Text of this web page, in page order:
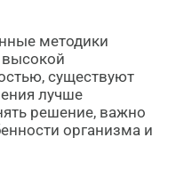
методики
существуют
лучше
решение, важно
организма и